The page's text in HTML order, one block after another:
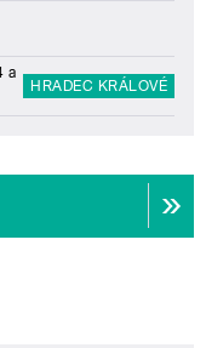
a
HRADEC KRÁLOVÉ